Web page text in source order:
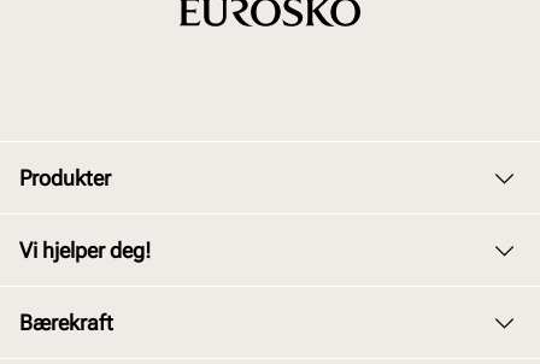
Produkter
Barn
Vi hjelper deg!
Bærekraft